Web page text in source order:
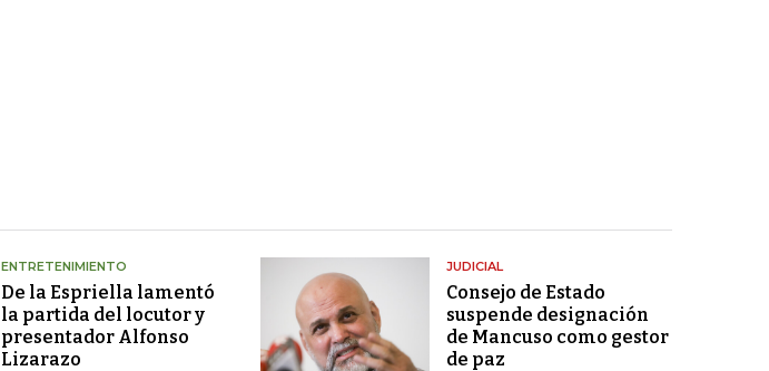
ENTRETENIMIENTO
De la Espriella lamentó
la partida del locutor y
presentador Alfonso
Lizarazo
JUDICIAL
Consejo de Estado
suspende designación
de Mancuso como gestor
de paz